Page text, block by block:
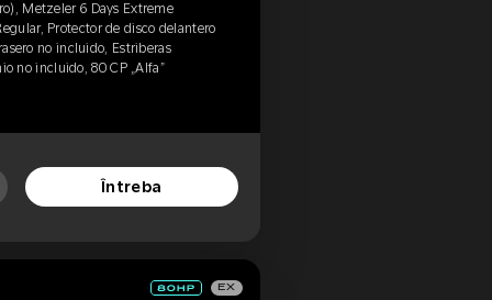
Metzeler 6 Days Extreme
Protector de disco delantero
no incluido, Estriberas
no incluido, 80 CP „Alfa”
Întreba
EX